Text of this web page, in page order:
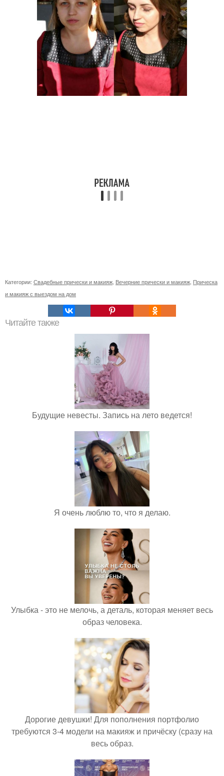
Категории: Свадебные прически и макияж Вечерние прически и макияж Прическа
и макияж с выездом на дом
Читайте также
Будущие невесты. Запись на лето ведется!
Я очень люблю то, что я делаю.
Улыбка - это не мелочь, а деталь, которая меняет весь
образ человека.
Дорогие девушки! Для пополнения портфолио
требуются 3-4 модели на макияж и причёску (сразу на
весь образ.